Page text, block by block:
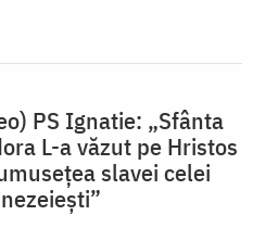
PS Ignatie: „Sfânta
L-a văzut pe Hristos
slavei celei